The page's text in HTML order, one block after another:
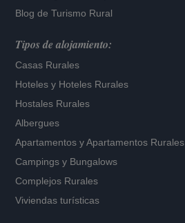
Blog de Turismo Rural
Tipos de alojamiento:
Casas Rurales
Hoteles y Hoteles Rurales
Hostales Rurales
Albergues
Apartamentos yApartamentos Rurales
Campings y Bungalows
Complejos Rurales
Viviendas turísticas